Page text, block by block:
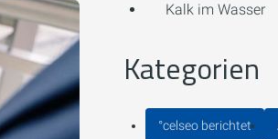
Kalk im Wasser
Kategorien
°celseo berichtet